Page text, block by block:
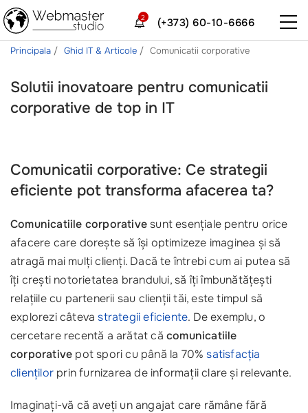
(+373) 60-10-6666
2
Principala Ghid IT & Articole Comunicatii corporative
Solutii inovatoare pentru comunicatii
corporative de top in IT
Comunicatii corporative: Ce strategii
eficiente pot transforma afacerea ta?
Comunicatiile corporativesunt esențiale pentru orice
afacere care dorește să își optimizeze imaginea și să
atragă mai mulți clienți. Dacă te întrebi cum ai putea să
îți crești notorietatea brandului, să îți îmbunătățești
relațiile cu partenerii sau clienții tăi, este timpul să
explorezi câtevastrategii eficiente. De exemplu, o
cercetare recentă a arătat că comunicatiile
corporative pot spori cu până la 70%satisfacția
clienților prin furnizarea de informații clare și relevante.
Imaginați-vă că aveți un angajat care rămâne fără